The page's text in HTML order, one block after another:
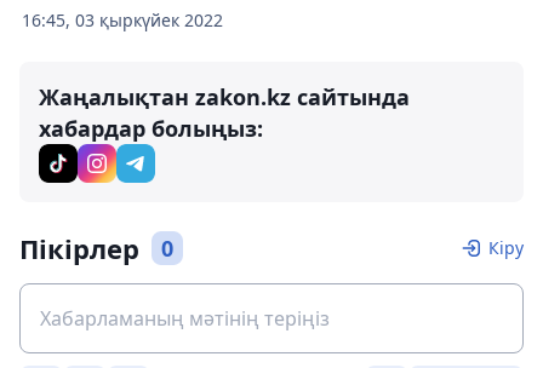
16:45, 03 қыркүйек 2022
Жаңалықтан zakon.kz сайтында
хабардар болыңыз:
Пікірлер 0 Кіру